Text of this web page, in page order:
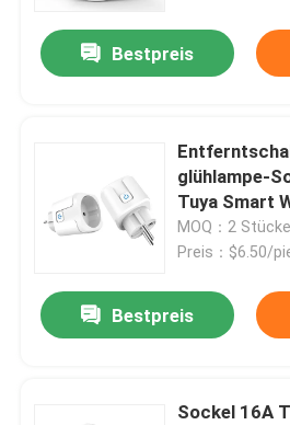
Bestpreis
glühlampe-
Tuya Smart
MOQ：2 Stücke
Preis：$6.50/
Bestpreis
Sockel 16A